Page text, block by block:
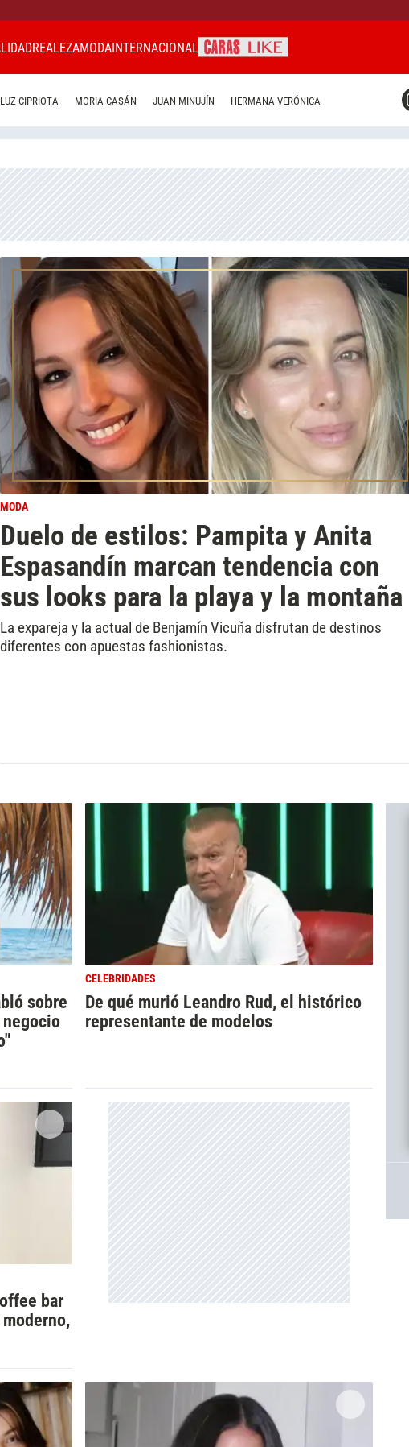
REALEZAMODAINTERNACIONAL
LUZ CIPRIOTA MORIA CASÁN JUAN MINUJÍN HERMANA VERÓNICA
MODA
Duelo de estilos: Pampita y Anita
Espasandín marcan tendencia con
sus looks para la playa y la montaña
La expareja y la actual de Benjamín Vicuña disfrutan de destinos
diferentes con apuestas fashionistas.
sobre
CELEBRIDADES
De qué murió Leandro Rud, el histórico
representante de modelos
bar